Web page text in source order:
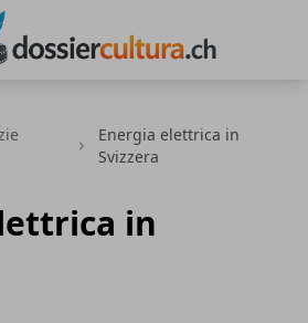
Energia elettrica in
Svizzera
in